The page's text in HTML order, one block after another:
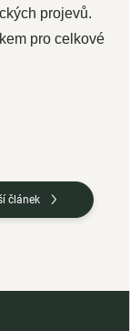
projevů.
pro celkové
článek